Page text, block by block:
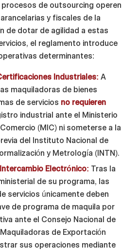
de outsourcing operen
y fiscales de la
de dotar de agilidad a estas
el reglamento introduce
determinantes:
Industriales: A
maquiladoras de bienes
de servicios no requieren
industrial ante el Ministerio
(MIC) ni someterse a la
del Instituto Nacional de
y Metrología (INTN).
Electrónico: Tras la
de su programa, las
servicios únicamente deben
de programa de maquila por
ante el Consejo Nacional de
de Exportación
sus operaciones mediante